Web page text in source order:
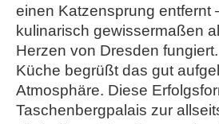
einen Katzensprung entfernt
kulinarisch gewissermaßen
Herzen von Dresden
Küche begrüßt das gut
Atmosphäre. Diese
Taschenbergpalais zur